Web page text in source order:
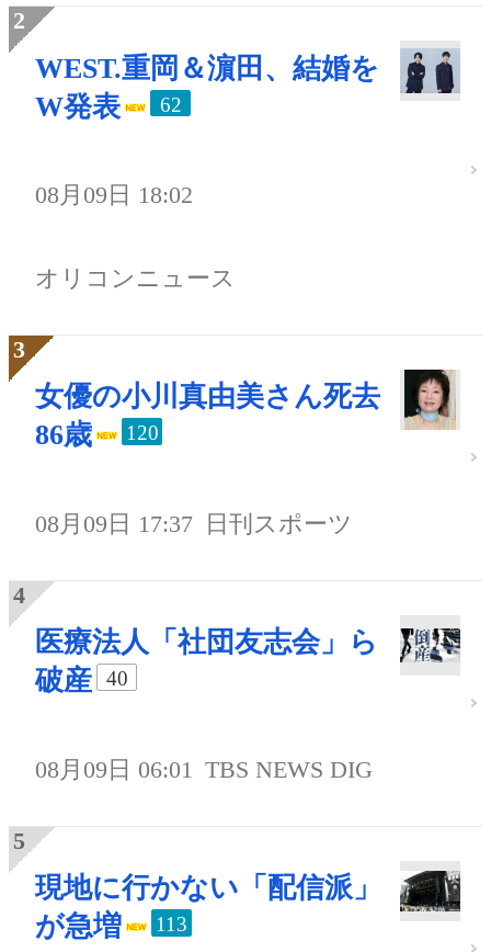
WEST.重岡＆濵田、結婚を
W発表
62
08月09日 18:02
オリコンニュース
女優の小川真由美さん死去
86歳
120
08月09日 17:37 日刊スポーツ
医療法人「社団友志会」ら
破産
40
08月09日 06:01 TBS NEWS DIG
現地に行かない「配信派」
が急増
113